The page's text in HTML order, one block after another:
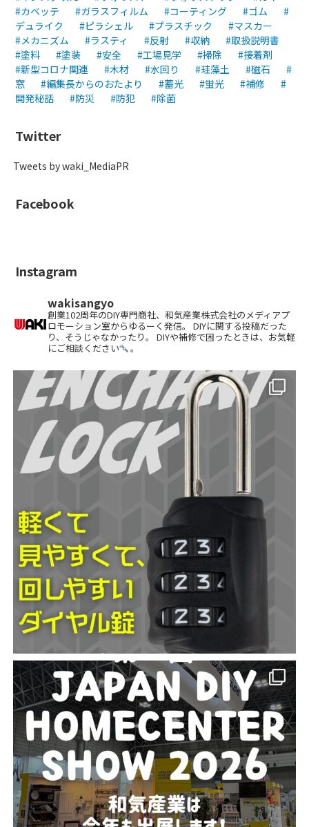
カベッテ
ガラスフィルム コーティング
ゴム
デュライク
ピラシェル プラスチック
マスカー
メカニズム
ラスティ 反射 収納
取扱説明書
塗料
塗装 安全 工場見学 掃除
接着剤
新型コロナ関連
木材 水回り 珪藻土
磁石
窓
編集長からのおたより 蓄光 蛍光
補修
開発秘話
防災 防犯 除菌
Twitter
Tweets by waki_MediaPR
Facebook
Instagram
wakisangyo
創業102周年のDIY専門商社、和気産業株式会社のメディアプ
ロモーション室からゆるーく発信。 DIYに関する投稿だった
り、そうじゃなかったり。 DIYや補修で困ったときは、お気軽
にご相談ください
。